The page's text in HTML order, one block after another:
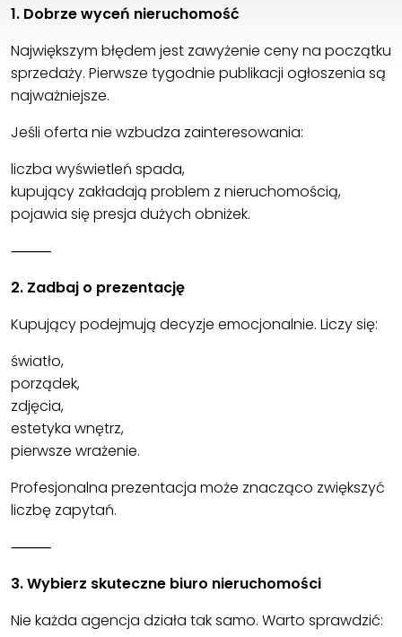
1. Dobrze wyceń nieruchomość
Największym błędem jest zawyżenie ceny na początku
sprzedaży. Pierwsze tygodnie publikacji ogłoszenia są
najważniejsze.
Jeśli oferta nie wzbudza zainteresowania:
liczba wyświetleń spada,
kupujący zakładają problem z nieruchomością,
pojawia się presja dużych obniżek.
⸻
2. Zadbaj o prezentację
Kupujący podejmują decyzje emocjonalnie. Liczy się:
światło,
porządek,
zdjęcia,
estetyka wnętrz,
pierwsze wrażenie.
Profesjonalna prezentacja może znacząco zwiększyć
liczbę zapytań.
⸻
3. Wybierz skuteczne biuro nieruchomości
Nie każda agencja działa tak samo. Warto sprawdzić: